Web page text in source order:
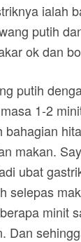
ialah
putih
ok dan
putih
1-2
bahagian
makan.
ubat
selepas
minit
Dan